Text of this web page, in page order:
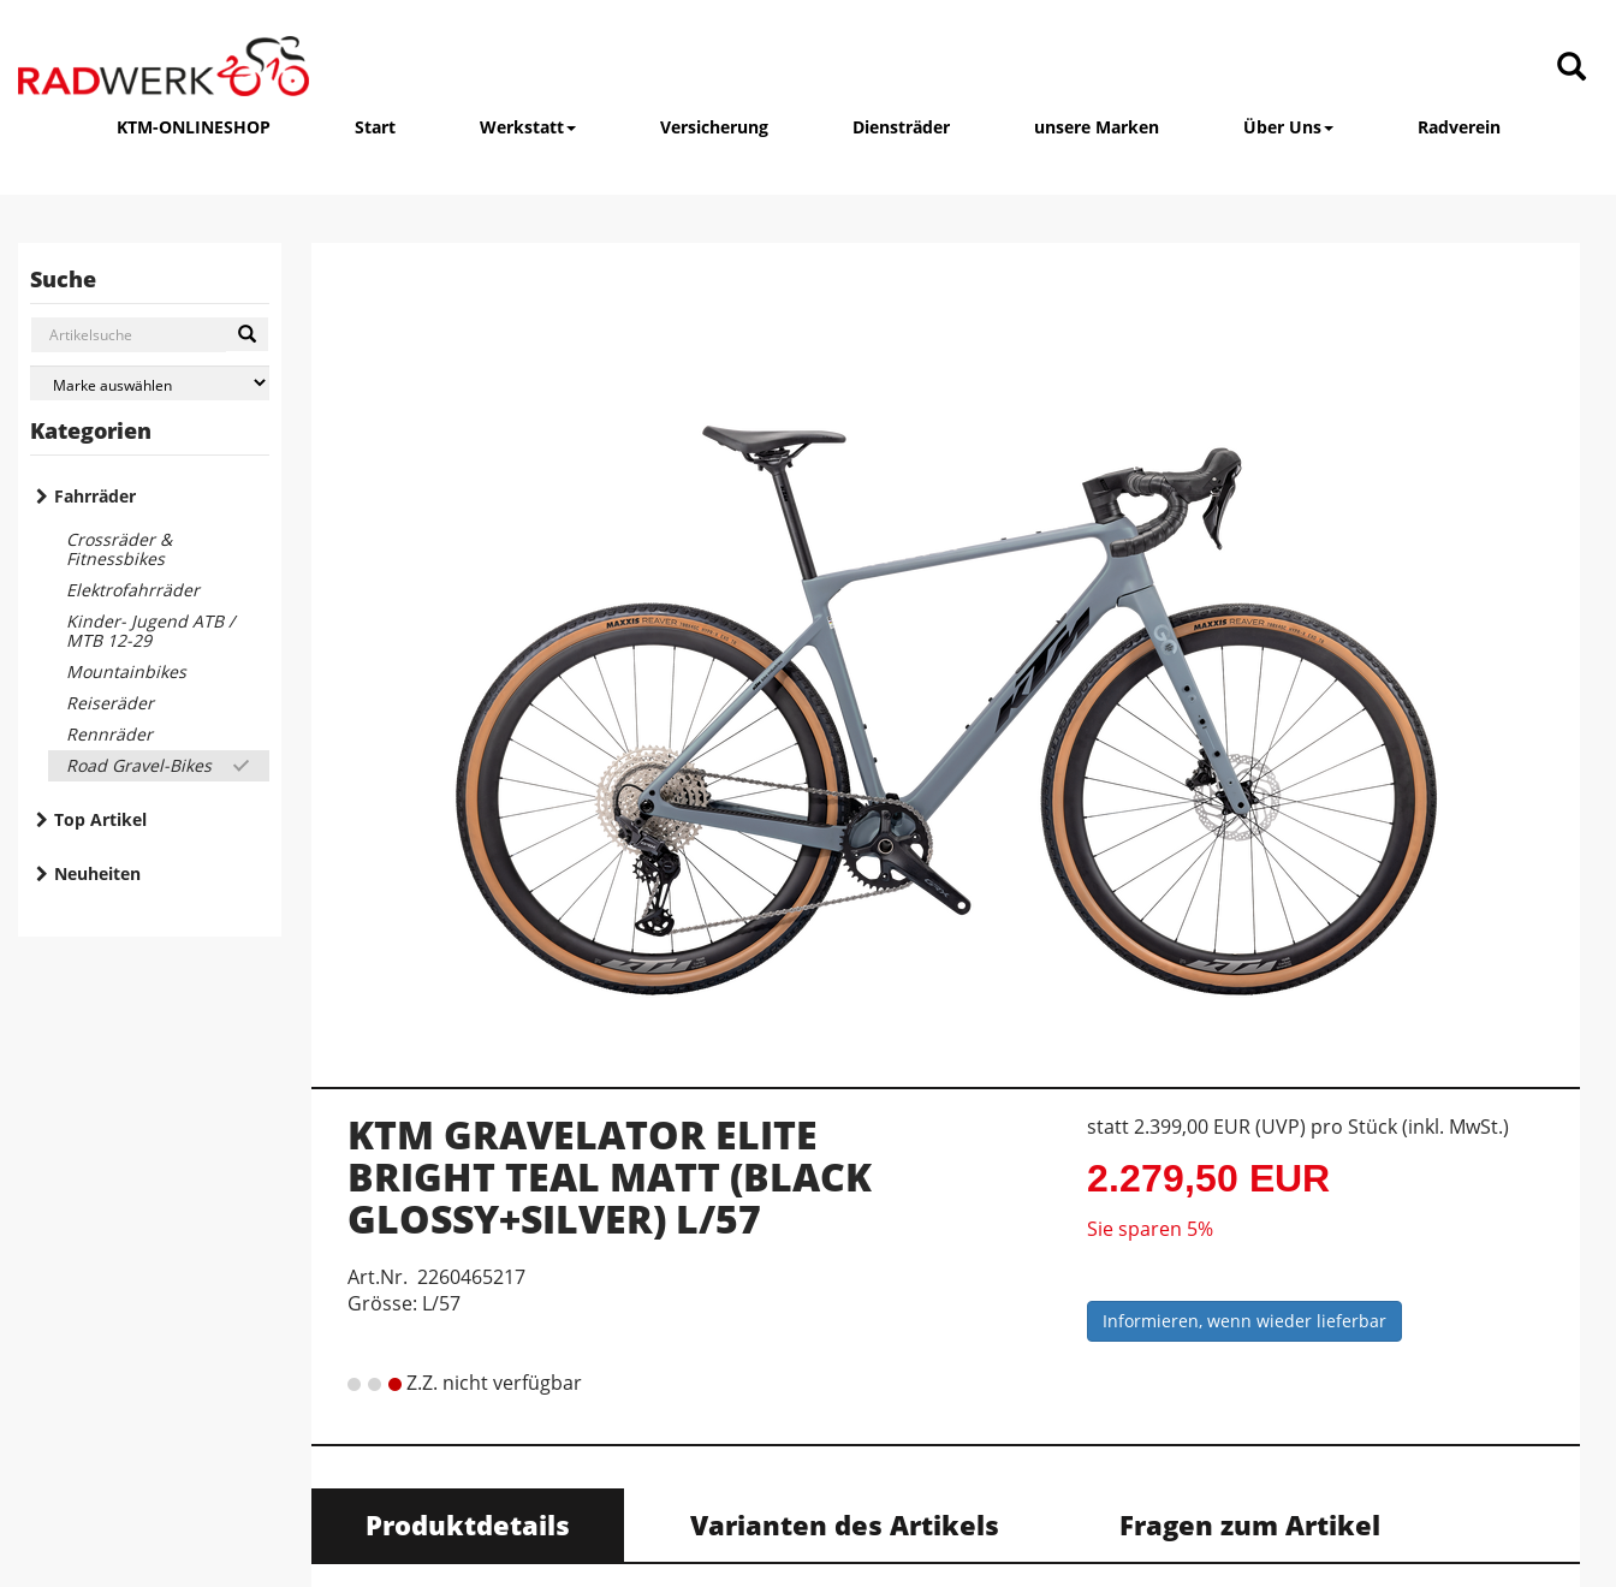
KTM-ONLINESHOP Start Werkstatt Versicherung Diensträder unsere Marken Über Uns Radverein
Suche
Kategorien
Fahrräder
Crossräder &
Fitnessbikes
Elektrofahrräder
Kinder- Jugend ATB /
MTB 12-29
Mountainbikes
Reiseräder
Rennräder
Road Gravel-Bikes
Top Artikel
Neuheiten
KTM GRAVELATOR ELITE
BRIGHT TEAL MATT (BLACK
GLOSSY+SILVER) L/57
Art.Nr. 2260465217
Grösse: L/57
Z.Z. nicht verfügbar
statt2.399,00 EUR(UVP) pro Stück (inkl. MwSt.)
2.279,50 EUR
Sie sparen 5%
Informieren, wenn wieder lieferbar
Produktdetails Varianten des Artikels Fragen zum Artikel